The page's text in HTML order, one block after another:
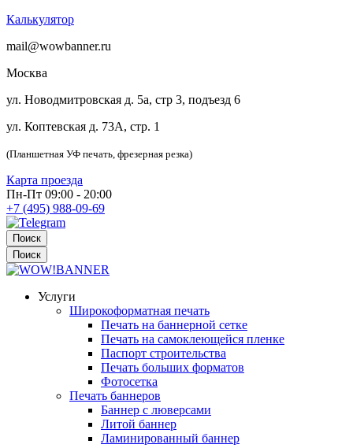
Калькулятор
mail@wowbanner.ru
Москва
ул. Новодмитровская д. 5а, стр 3, подъезд 6
ул. Коптевская д. 73А, стр. 1
(Планшетная УФ печать, фрезерная резка)
Карта проезда
Пн-Пт 09:00 - 20:00
+7 (495) 988-09-69
Поиск
Поиск
Услуги
Широкоформатная печать
Печать на баннерной сетке
Печать на самоклеющейся пленке
Паспорт строительства
Печать больших форматов
Фотосетка
Печать баннеров
Баннер с люверсами
Литой баннер
Ламинированный баннер